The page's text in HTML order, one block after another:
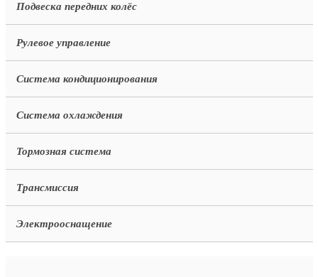
Подвеска передних колёс
Рулевое управление
Система кондиционирования
Система охлаждения
Тормозная система
Трансмиссия
Электрооснащение